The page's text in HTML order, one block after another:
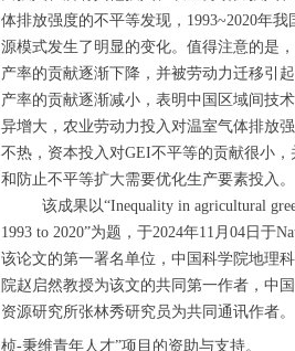
体排放强度的不平等发现， 1993~2020年我
源模式发生了明显的变化。值得注意的是
产率的贡献逐渐下降，并被劳动力迁移引
产率的贡献逐渐减小，表明中国区域间技
异增大，农业劳动力投入对温室气体排放
不热，资本投入对GEI不平等的贡献很小
和防止不平等扩大需要优化生产要素投入。
该成果以“Inequality in agricultural
1993 to 2020”为题，于2024年11 月 04 日于
该论文的第一署名单位，中国科学院地理
院赵启然教授为该文的共同第一作者，中
资源研究所张林秀研究员为共同通讯作者
桢-秉维青年人才”项目的资助与支持。